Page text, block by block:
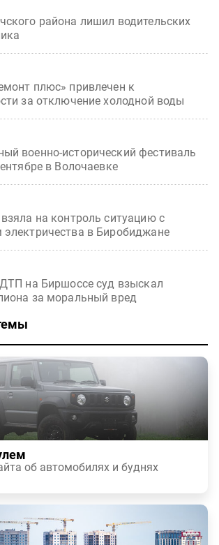
района лишил водительских
плюс» привлечен к
за отключение холодной воды
военно-исторический фестиваль
в Волочаевке
на контроль ситуацию с
в Биробиджане
на Биршоссе суд взыскал
за моральный вред
об автомобилях и буднях